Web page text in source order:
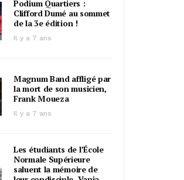
Podium Quartiers :
Clifford Dumé au sommet
de la 3e édition !
Il y a 7 ans
Magnum Band affligé par
la mort de son musicien,
Frank Moueza
Il y a 7 ans
Les étudiants de l’École
Normale Supérieure
saluent la mémoire de